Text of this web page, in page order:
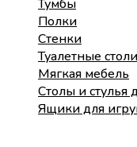
Тумбы
Полки
Стенки
Туалетные
Мягкая мебель
Столы и стулья
Ящики для